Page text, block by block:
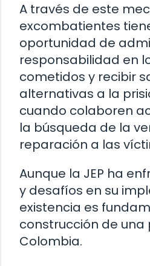
A través de este
excombatientes
oportunidad de
responsabilidad en
cometidos y recibir
alternativas a la
cuando colaboren
la búsqueda de la
reparación a las
Aunque la JEP ha
y desafíos en su
existencia es
construcción de una
Colombia.